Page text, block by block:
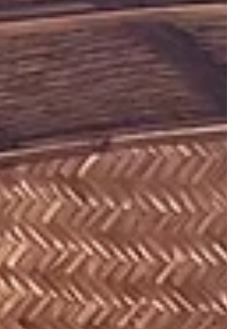
l'organisation de son itinéraire 100 % sur
mesure, Benjamin est parti seul faire ce road-
trip, il a accepté de partager son expérience.